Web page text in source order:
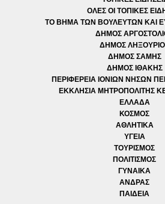
ΟΛΕΣ ΟΙ ΤΟΠΙΚΕΣ
ΤΟ ΒΗΜΑ ΤΩΝ ΒΟΥΛΕΥΤΩΝ ΚΑΙ
ΔΗΜΟΣ
ΔΗΜΟΣ
ΔΗΜΟΣ ΣΑΜΗΣ
ΔΗΜΟΣ ΙΘΑΚΗΣ
ΠΕΡΙΦΕΡΕΙΑ ΙΟΝΙΩΝ ΝΗΣΩΝ
ΕΚΚΛΗΣΙΑ ΜΗΤΡΟΠΟΛΙΤΗΣ
ΕΛΛΑΔΑ
ΚΟΣΜΟΣ
ΑΘΛΗΤΙΚΑ
ΥΓΕΙΑ
ΤΟΥΡΙΣΜΟΣ
ΠΟΛΙΤΙΣΜΟΣ
ΓΥΝΑΙΚΑ
ΑΝΔΡΑΣ
ΠΑΙΔΕΙΑ